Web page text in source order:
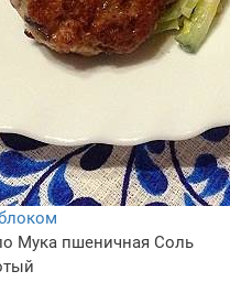
Мука пшеничная Соль